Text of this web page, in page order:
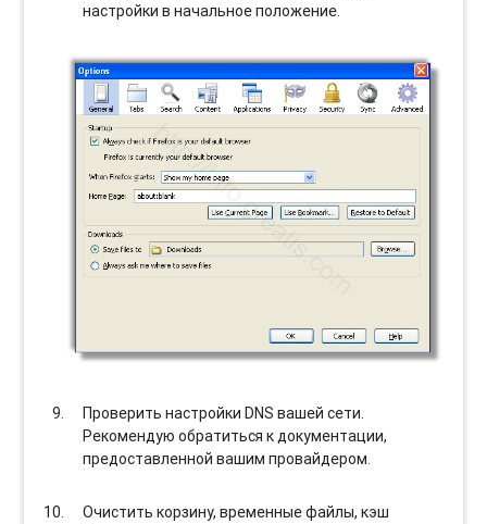
настройки в начальное положение.
Проверить настройки DNS вашей сети.
Рекомендую обратиться к документации,
предоставленной вашим провайдером.
Очистить корзину, временные файлы, кэш